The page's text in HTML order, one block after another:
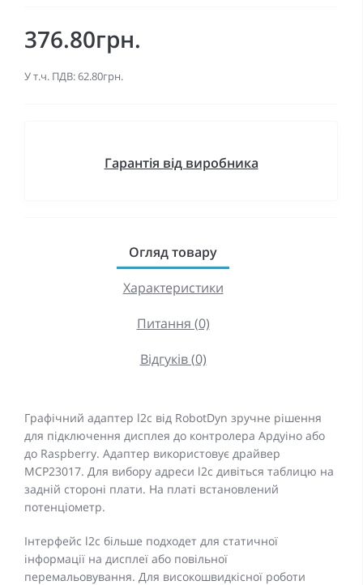
376.80грн.
У т.ч. ПДВ: 62.80грн.
Гарантія від виробника
Огляд товару
Характеристики
Питання (0)
Відгуків (0)
Графічний адаптер l2c від RobotDyn зручне рішення
для підключення дисплея до контролера Ардуіно або
до Raspberry. Адаптер використовує драйвер
MCP23017. Для вибору адреси l2c дивіться таблицю на
задній стороні плати. На платі встановлений
потенціометр.
Інтерфейс l2c більше подходет для статичної
інформації на дисплеї або повільної
перемальовування. Для високошвидкісної роботи